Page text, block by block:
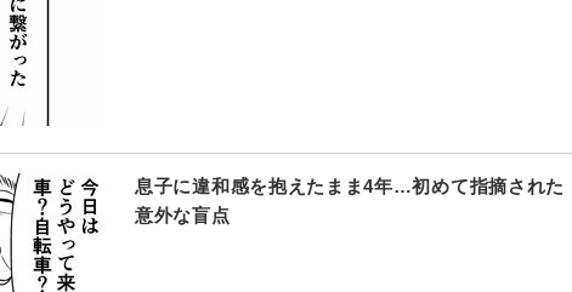
息子に違和感を抱えたまま4年…初めて指摘された
意外な盲点